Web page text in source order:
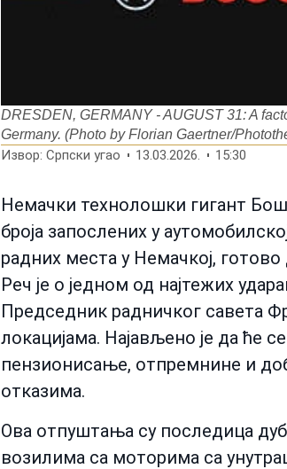
DRESDEN, GERMANY - AUGUST 31: A
Germany. (Photo by Florian Gaertner/
Извор: Српски угао 13.03.2026. 15:30
Немачки технолошки гигант
броја запослених у
радних места у Немачкој,
Реч је о једном од најтежих
Председник радничког савета
локацијама. Најављено је да ће
пензионисање, отпремнине и
отказима.
Ова отпуштања су последица
возилима са моторима са